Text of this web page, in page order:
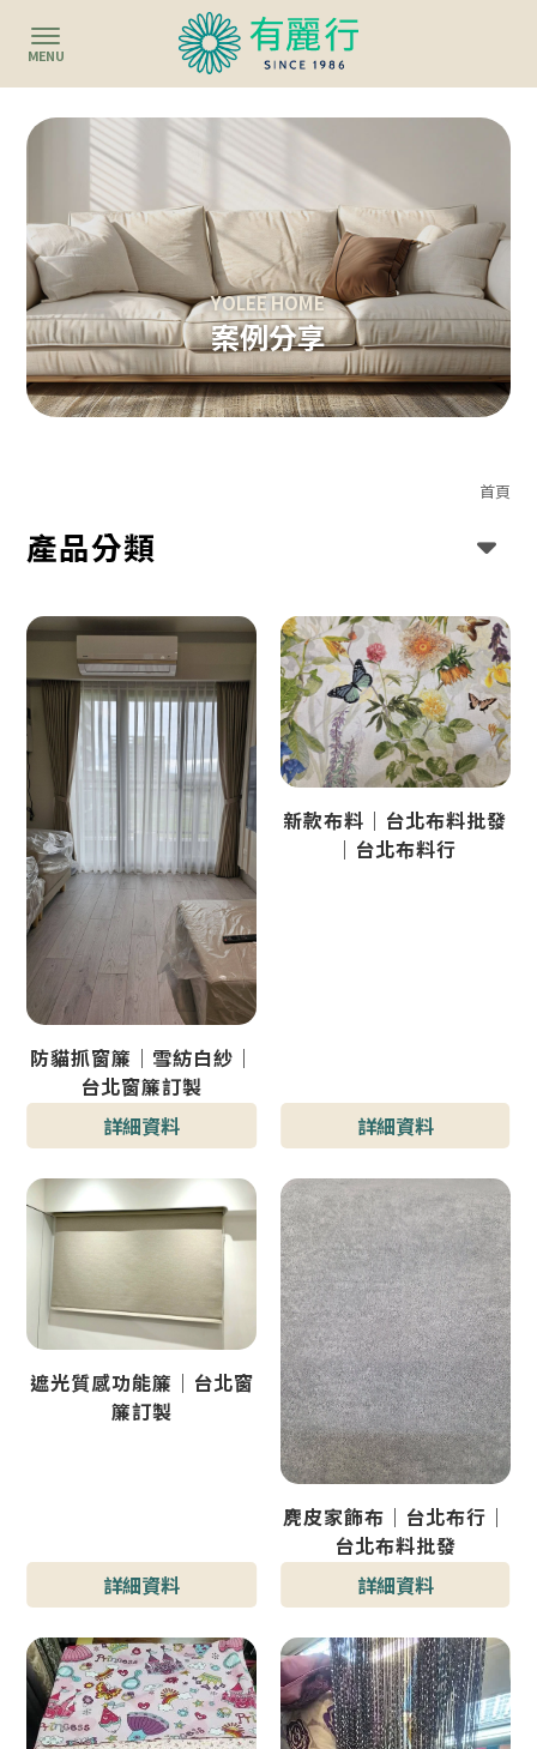
案例分享
首頁
產品分類
防貓抓窗簾｜雪紡白紗｜
台北窗簾訂製
詳細資料
新款布料｜台北布料批發
｜台北布料行
詳細資料
遮光質感功能簾｜台北窗
簾訂製
詳細資料
麂皮家飾布｜台北布行｜
台北布料批發
詳細資料